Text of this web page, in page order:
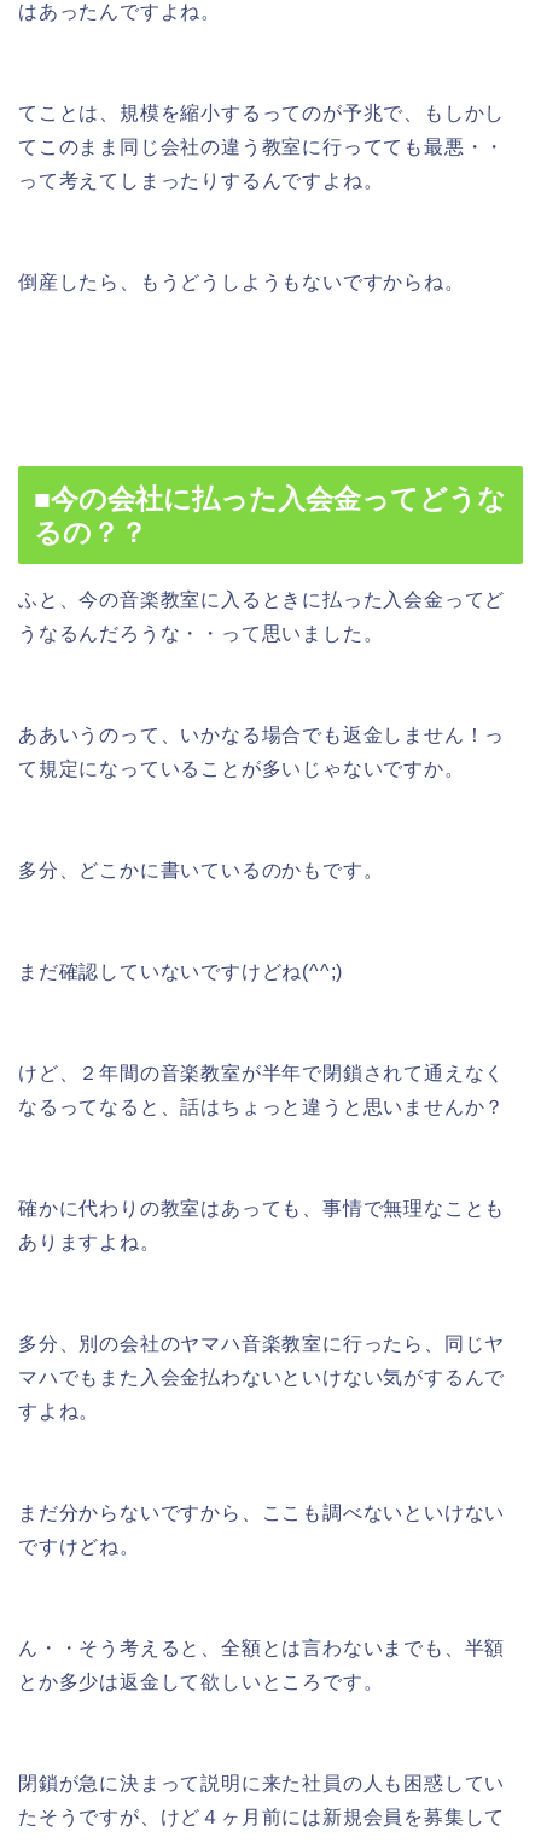
はあったんですよね。
てことは、規模を縮小するってのが予兆で、もしかし
てこのまま同じ会社の違う教室に行ってても最悪・・
って考えてしまったりするんですよね。
倒産したら、もうどうしようもないですからね。
■今の会社に払った入会金ってどうな
るの？？
ふと、今の音楽教室に入るときに払った入会金ってど
うなるんだろうな・・って思いました。
ああいうのって、いかなる場合でも返金しません！っ
て規定になっていることが多いじゃないですか。
多分、どこかに書いているのかもです。
まだ確認していないですけどね(^^;)
けど、２年間の音楽教室が半年で閉鎖されて通えなく
なるってなると、話はちょっと違うと思いませんか？
確かに代わりの教室はあっても、事情で無理なことも
ありますよね。
多分、別の会社のヤマハ音楽教室に行ったら、同じヤ
マハでもまた入会金払わないといけない気がするんで
すよね。
まだ分からないですから、ここも調べないといけない
ですけどね。
ん・・そう考えると、全額とは言わないまでも、半額
とか多少は返金して欲しいところです。
閉鎖が急に決まって説明に来た社員の人も困惑してい
たそうですが、けど４ヶ月前には新規会員を募集して